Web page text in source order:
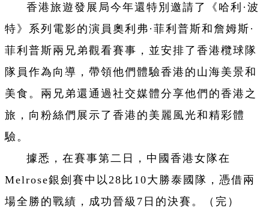
香港旅遊發展局今年還特別邀請了《哈利·波
特》系列電影的演員奧利弗·菲利普斯和詹姆斯·
菲利普斯兩兄弟觀看賽事，並安排了香港欖球隊
隊員作為向導，帶領他們體驗香港的山海美景和
美食。兩兄弟還通過社交媒體分享他們的香港之
旅，向粉絲們展示了香港的美麗風光和精彩體
驗。
據悉，在賽事第二日，中國香港女隊在
Melrose銀劍賽中以28比10大勝泰國隊，憑借兩
場全勝的戰績，成功晉級7日的決賽。（完）